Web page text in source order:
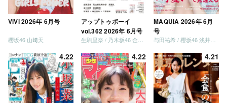
ViVi 2026年 6月号
櫻坂46 山﨑天
アップトゥボーイ
vol.362 2026年 6月号
生駒里奈 / 乃木坂46 金川紗耶 森平麗心
MAQUIA 2026年 6月
号
与田祐希 / 櫻坂46 浅井恋乃未
4.22 4.22 4.21